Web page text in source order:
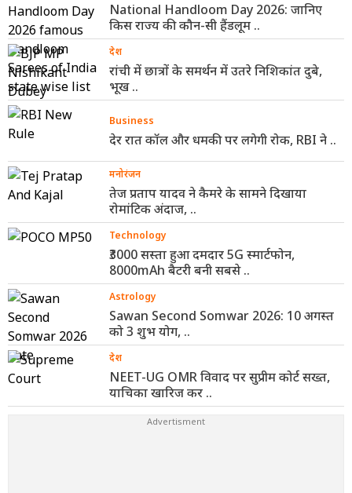
National Handloom Day 2026: जानिए
किस राज्य की कौन-सी हैंडलूम ..
देश
रांची में छात्रों के समर्थन में उतरे निशिकांत दुबे,
भूख ..
Business
देर रात कॉल और धमकी पर लगेगी रोक, RBI ने ..
मनोरंजन
तेज प्रताप यादव ने कैमरे के सामने दिखाया
रोमांटिक अंदाज, ..
Technology
₹3000 सस्ता हुआ दमदार 5G स्मार्टफोन,
8000mAh बैटरी बनी सबसे ..
Astrology
Sawan Second Somwar 2026: 10 अगस्त
को 3 शुभ योग, ..
देश
NEET-UG OMR विवाद पर सुप्रीम कोर्ट सख्त,
याचिका खारिज कर ..